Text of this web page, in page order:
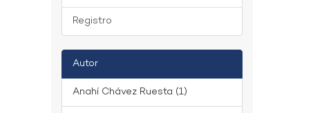
Registro
Autor
Anahí Chávez Ruesta (1)